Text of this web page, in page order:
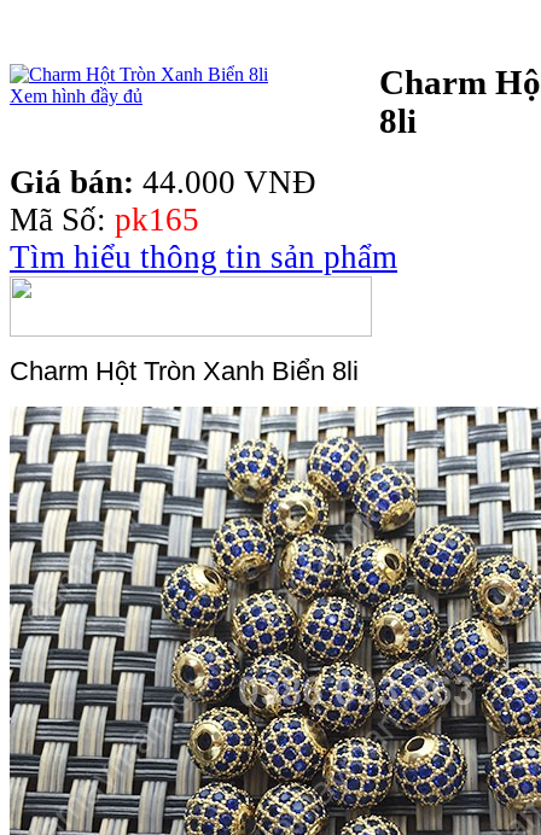
Xem hình đầy đủ
Charm
8li
Giá bán: 44.000 VNĐ
Mã Số: pk165
Tìm hiểu thông tin sản phẩm
Charm Hột Tròn Xanh Biển 8li